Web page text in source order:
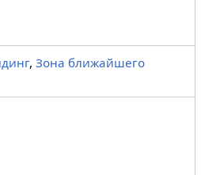
, Зона ближайшего